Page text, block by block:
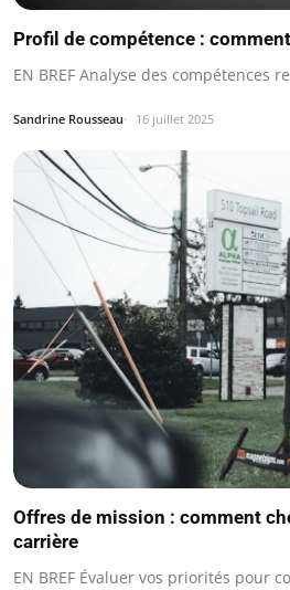
Profil de compétence :
EN BREF Analyse des compétences
Sandrine Rousseau 16 juillet 2025
Offres de mission : comment
carrière
EN BREF Évaluer vos priorités pour